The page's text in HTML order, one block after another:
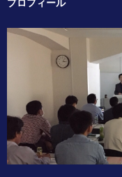
プロフィール